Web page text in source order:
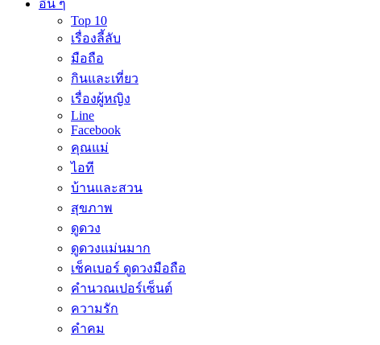
อื่น ๆ
Top 10
เรื่องลี้ลับ
มือถือ
กินและเที่ยว
เรื่องผู้หญิง
Line
Facebook
คุณแม่
ไอที
บ้านและสวน
สุขภาพ
ดูดวง
ดูดวงแม่นมาก
เช็คเบอร์ ดูดวงมือถือ
คำนวณเปอร์เซ็นต์
ความรัก
คำคม